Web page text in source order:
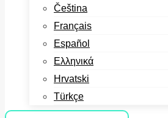
Čeština
Français
Español
Ελληνικά
Hrvatski
Türkçe